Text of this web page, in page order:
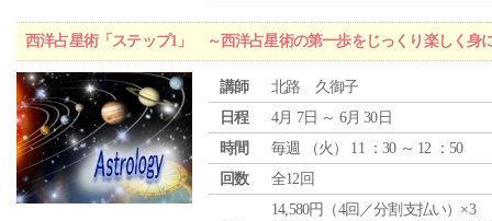
西洋占星術「ステップ1」 ～西洋占星術の第一歩をじっくり楽しく身
講師
北路 久御子
日程
4月 7日 ～ 6月 30日
時間
毎週 （火 ） 11 ：30 ～ 12 ：50
回数
全12回
14,580円（4回／分割支払い）×3